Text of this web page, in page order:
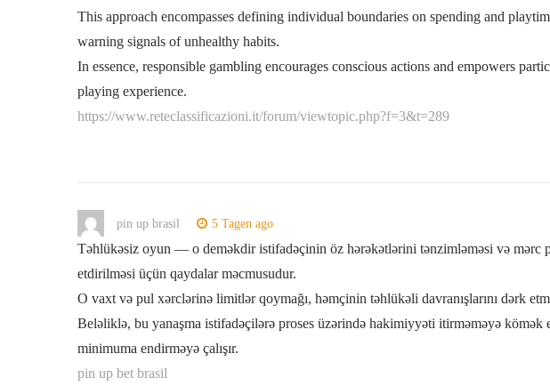
This approach encompasses defining individual boundaries on spending and
warning signals of unhealthy habits.
In essence, responsible gambling encourages conscious actions and empowers
playing experience.
https://www.reteclassificazioni.it/forum/viewtopic.php?f=3&t=289
pin up brasil 5 Tagen ago
Təhlükəsiz oyun — o deməkdir istifadəçinin öz hərəkətlərini tənzimləməsi və mərc
etdirilməsi üçün qaydalar məcmusudur.
O vaxt və pul xərclərinə limitlər qoymağı, həmçinin təhlükəli davranışlarını dərk
Beləliklə, bu yanaşma istifadəçilərə proses üzərində hakimiyyəti itirməməyə kömək
minimuma endirməyə çalışır.
pin up bet brasil